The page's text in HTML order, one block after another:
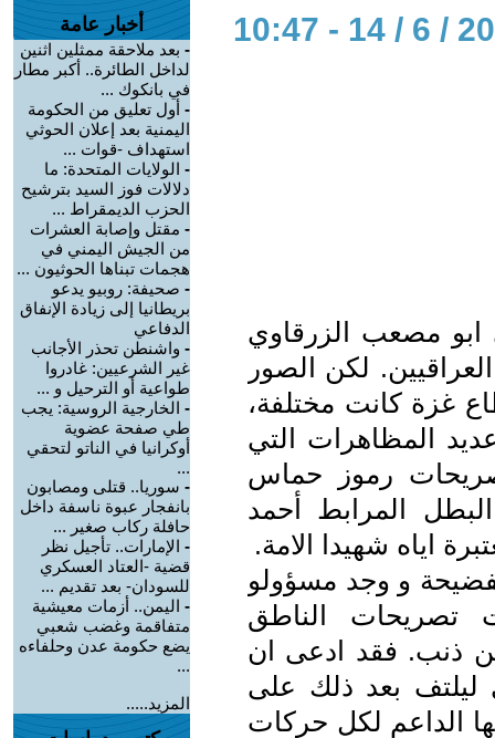
ابو مصعب الزرقاوي
لكن الصور
غزة كانت مختلفة،
المظاهرات التي
رموز حماس
المرابط أحمد
اياه شهيدا الامة.
و وجد مسؤولو
الناطق
ذنب. فقد ادعى ان
بعد ذلك على
الداعم لكل حركات
أخبار عامة
- بعد ملاحقة ممثلين اثنين
لداخل الطائرة.. أكبر مطار
في بانكوك ...
- أول تعليق من الحكومة
اليمنية بعد إعلان الحوثي
استهداف -قوات ...
- الولايات المتحدة: ما
دلالات فوز السيد بترشيح
الحزب الديمقراط ...
- مقتل وإصابة العشرات
من الجيش اليمني في
هجمات تبناها الحوثيون ...
- صحيفة: روبيو يدعو
بريطانيا إلى زيادة الإنفاق
الدفاعي
- واشنطن تحذر الأجانب
غير الشرعيين: غادروا
طواعية أو الترحيل و ...
- الخارجية الروسية: يجب
طي صفحة عضوية
أوكرانيا في الناتو لتحقي
...
- سوريا.. قتلى ومصابون
بانفجار عبوة ناسفة داخل
حافلة ركاب صغير ...
- الإمارات.. تأجيل نظر
قضية -العتاد العسكري
للسودان- بعد تقديم ...
- اليمن.. أزمات معيشية
متفاقمة وغضب شعبي
يضع حكومة عدن وحلفاءه
...
المزيد.....